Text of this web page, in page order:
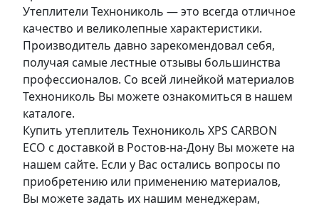
Утеплители Технониколь — это всегда отличное
качество и великолепные характеристики.
Производитель давно зарекомендовал себя,
получая самые лестные отзывы большинства
профессионалов. Со всей линейкой материалов
Технониколь Вы можете ознакомиться в нашем
каталоге.
Купить утеплитель Технониколь XPS CARBON
ECO с доставкой в Ростов-на-Дону Вы можете на
нашем сайте. Если у Вас остались вопросы по
приобретению или применению материалов,
Вы можете задать их нашим менеджерам,